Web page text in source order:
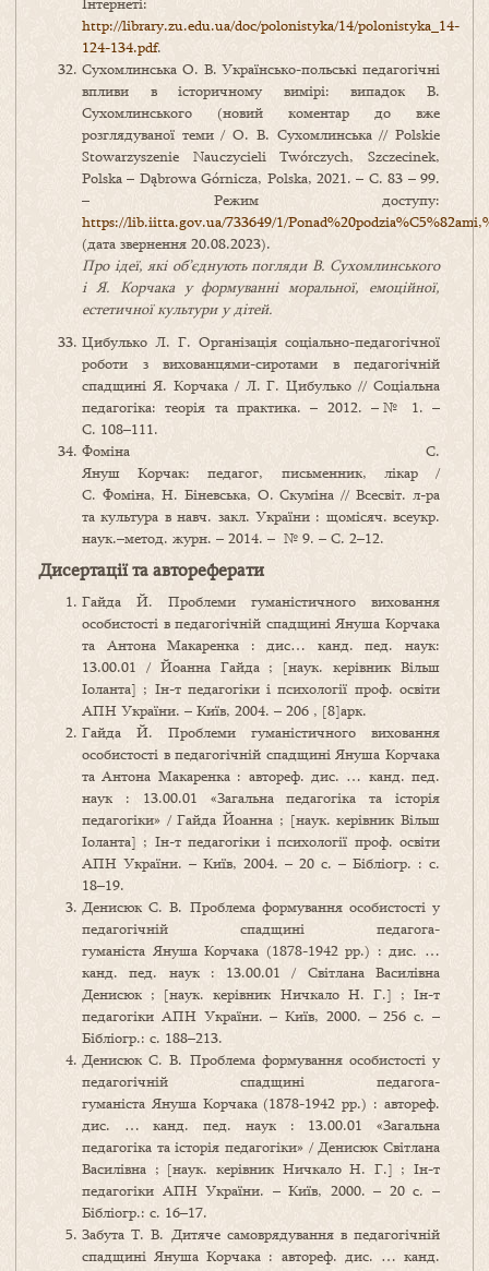
http://library.zu.edu.ua/doc/polonistyka/14/polonistyka_14-
124-134.pdf.
Сухомлинська О. В. Українсько-польські педагогічні
впливи в історичному вимірі: випадок В.
Сухомлинського (новий коментар до вже
розглядуваної теми / О. В. Сухомлинська // Polskie
Stowarzyszenie Nauczycieli Twórczych, Szczecinek,
Polska – Dąbrowa Górnicza, Polska, 2021. – С. 83 – 99.
– Режим доступу:
https://lib.iitta.gov.ua/733649/1/
(дата звернення 20.08.2023).
Про ідеї, які об’єднують погляди В. Сухомлинського
і Я. Корчака у формуванні моральної, емоційної,
естетичної культури удітей.
Цибулько Л. Г. Організація соціально-педагогічної
роботи з вихованцями-сиротами в педагогічній
спадщині Я. Корчака / Л. Г. Цибулько // Соціальна
педагогіка: теорія та практика. – 2012. –№ 1. –
С. 108–111.
Фоміна С.
Януш Корчак: педагог, письменник, лікар /
С. Фоміна, Н. Біневська, О. Скуміна // Всесвіт. л-ра
та культура в навч. закл. України : щомісяч. всеукр.
наук.–метод. журн. – 2014. – № 9. – С. 2–12.
Дисертації та автореферати
Гайда Й. Проблеми гуманістичного виховання
особистості в педагогічній спадщині Януша Корчака
та Антона Макаренка : дис… канд. пед. наук:
13.00.01 / Йоанна Гайда ; [наук. керівник Вільш
Іоланта] ; Ін-т педагогіки і психології проф. освіти
АПН України. – Київ, 2004. – 206 , [8]арк.
Гайда Й. Проблеми гуманістичного виховання
особистості в педагогічній спадщині Януша Корчака
та Антона Макаренка : автореф. дис. … канд. пед.
наук : 13.00.01 «Загальна педагогіка та історія
педагогіки» / Гайда Йоанна ; [наук. керівник Вільш
Іоланта] ; Ін-т педагогіки і психології проф. освіти
АПН України. – Київ, 2004. – 20 с. – Бібліогр. : с.
18–19.
Денисюк С. В. Проблема формування особистості у
педагогічній спадщині педагога-
гуманіста Януша Корчака (1878-1942 рр.) : дис. …
канд. пед. наук : 13.00.01 / Світлана Василівна
Денисюк ; [наук. керівник Ничкало Н. Г.] ; Ін-т
педагогіки АПН України. – Київ, 2000. – 256 с. –
Бібліогр.: с. 188–213.
Денисюк С. В. Проблема формування особистості у
педагогічній спадщині педагога-
гуманіста Януша Корчака (1878-1942 рр.) : автореф.
дис. … канд. пед. наук : 13.00.01 «Загальна
педагогіка та історія педагогіки» / Денисюк Світлана
Василівна ; [наук. керівник Ничкало Н. Г.] ; Ін-т
педагогіки АПН України. – Київ, 2000. – 20 с. –
Бібліогр.: с. 16–17.
Забута Т. В. Дитяче самоврядування в педагогічній
спадщині Януша Корчака : автореф. дис. … канд.